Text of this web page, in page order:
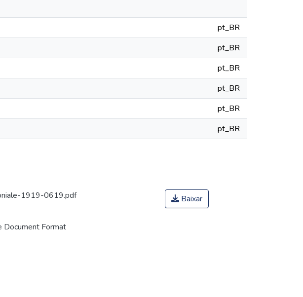
pt_BR
pt_BR
pt_BR
pt_BR
pt_BR
pt_BR
1919-0619.pdf
Format
Baixar